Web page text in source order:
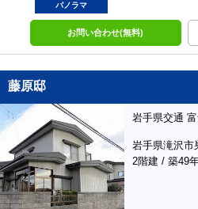
パノラマ
お問い合わせ(無料)
藤原邸
岩手県交通
岩手県滝沢市
2階建 / 築49